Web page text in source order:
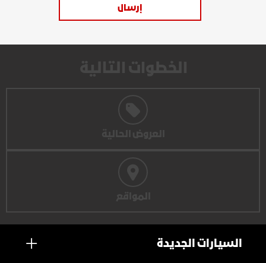
إرسال
الخطوات التالية
العروض الحالية
المواقع
السيارات الجديدة